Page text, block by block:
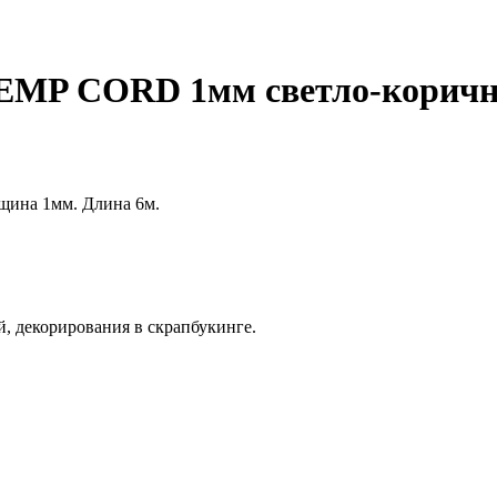
CORD 1мм светло-
1мм. Длина 6м.
в скрапбукинге.